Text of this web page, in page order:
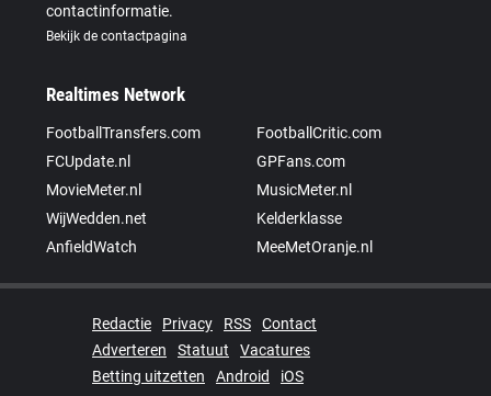
contactinformatie.
Bekijk de contactpagina
Realtimes Network
FootballTransfers.com
FootballCritic.com
FCUpdate.nl
GPFans.com
MovieMeter.nl
MusicMeter.nl
WijWedden.net
Kelderklasse
AnfieldWatch
MeeMetOranje.nl
Redactie Privacy RSS
Contact
Adverteren
Statuut
Vacatures
Betting uitzetten
Android
iOS